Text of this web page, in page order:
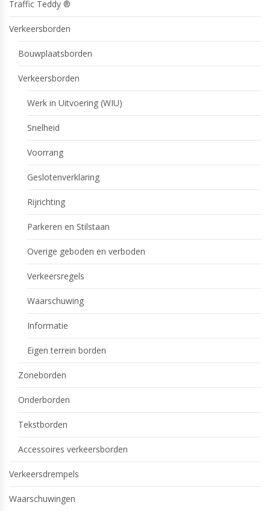
Traffic Teddy ®
Verkeersborden
Bouwplaatsborden
Verkeersborden
Werk in Uitvoering (WIU)
Snelheid
Voorrang
Geslotenverklaring
Rijrichting
Parkeren en Stilstaan
Overige geboden en verboden
Verkeersregels
Waarschuwing
Informatie
Eigen terrein borden
Zoneborden
Onderborden
Tekstborden
Accessoires verkeersborden
Verkeersdrempels
Waarschuwingen